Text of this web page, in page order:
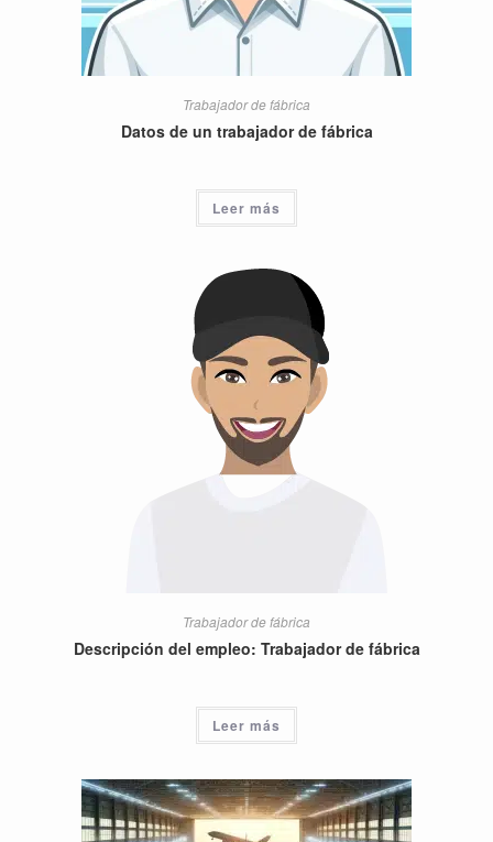
Trabajador de fábrica
Datos de un trabajador de fábrica
Leer más
Trabajador de fábrica
Descripción del empleo: Trabajador de fábrica
Leer más